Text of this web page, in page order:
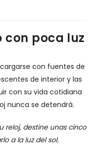
con poca luz
con fuentes de
de interior y las
con su vida cotidiana
nunca se detendrá.
reloj, destine unas cinco
a la luz del sol.